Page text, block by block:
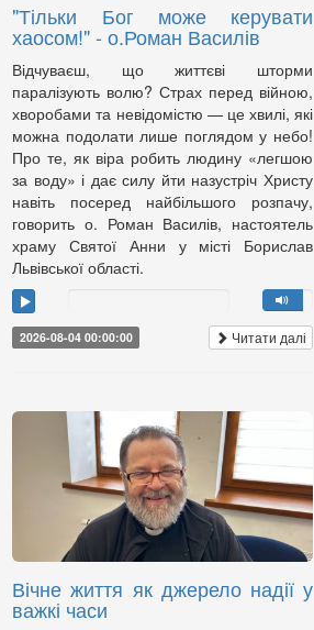
"Тільки Бог може керувати
хаосом!" - о.Роман Василів
Відчуваєш, що життєві шторми
паралізують волю? Страх перед війною,
хворобами та невідомістю — це хвилі, які
можна подолати лише поглядом у небо!
Про те, як віра робить людину «легшою
за воду» і дає силу йти назустріч Христу
навіть посеред найбільшого розпачу,
говорить о. Роман Василів, настоятель
храму Святої Анни у місті Борислав
Львівської області.
2026-08-04 00:00:00 Читати далі
Вічне життя як джерело надії у
важкі часи